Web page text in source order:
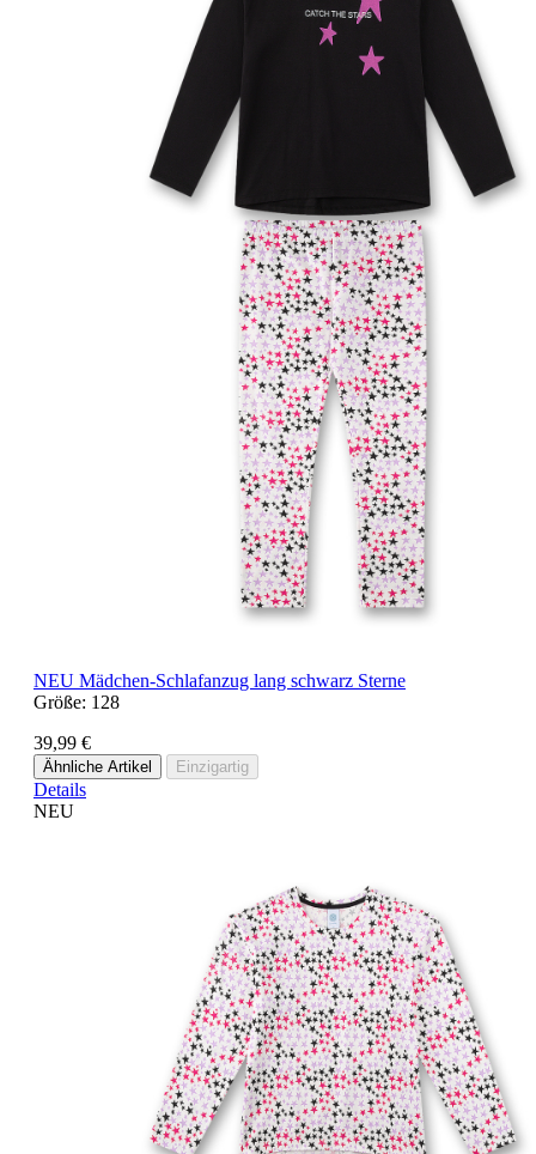
NEU Mädchen-Schlafanzug lang schwarz Sterne
Größe: 128
39,99 €
Ähnliche Artikel Einzigartig
Details
NEU